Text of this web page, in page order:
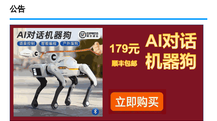
公告